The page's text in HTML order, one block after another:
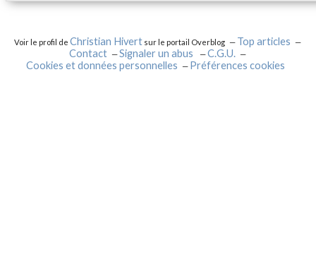
Voir le profil deChristian Hivert sur le portail Overblog
Top articles
Contact
Signaler un abus
C.G.U.
Cookies et données personnelles
Préférences cookies